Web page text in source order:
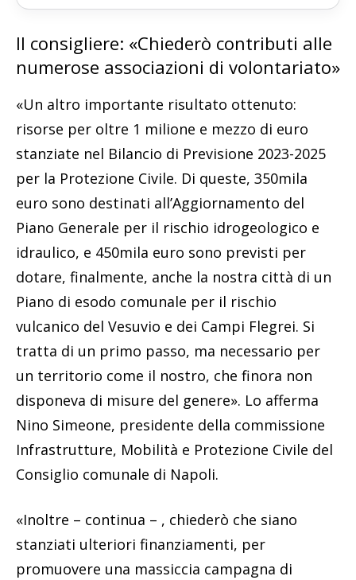
Il consigliere: «Chiederò contributi alle
numerose associazioni di volontariato»
«Un altro importante risultato ottenuto:
risorse per oltre 1 milione e mezzo di euro
stanziate nel Bilancio di Previsione 2023-2025
per la Protezione Civile. Di queste, 350mila
euro sono destinati all’Aggiornamento del
Piano Generale per il rischio idrogeologico e
idraulico, e 450mila euro sono previsti per
dotare, finalmente, anche la nostra città di un
Piano di esodo comunale per il rischio
vulcanico del Vesuvio e dei Campi Flegrei. Si
tratta di un primo passo, ma necessario per
un territorio come il nostro, che finora non
disponeva di misure del genere». Lo afferma
Nino Simeone, presidente della commissione
Infrastrutture, Mobilità e Protezione Civile del
Consiglio comunale di Napoli.
«Inoltre – continua – , chiederò che siano
stanziati ulteriori finanziamenti, per
promuovere una massiccia campagna di